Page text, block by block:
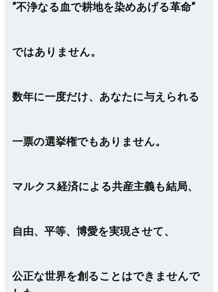
”不浄なる血で耕地を染めあげる革命”
ではありません。
数年に一度だけ、あなたに与えられる
一票の選挙権でもありません。
マルクス経済による共産主義も結局、
自由、平等、博愛を実現させて、
公正な世界を創ることはできませんで